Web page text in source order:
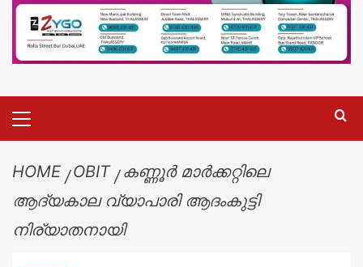
HOME OBIT
കണ്ണൂർ മാർക്കറ്റിലെ
ആദ്യകാല വ്യാപാരി ആദംകുട്ടി
നിര്യാതനായി